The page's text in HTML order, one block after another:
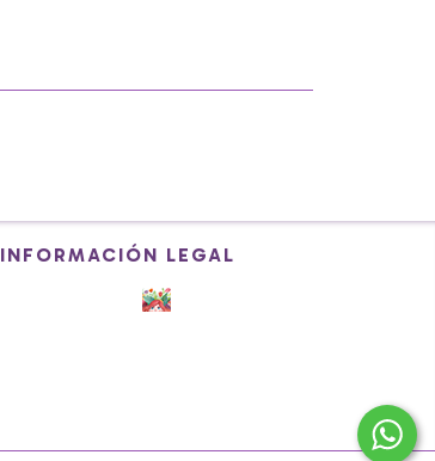
INFORMACIÓN LEGAL